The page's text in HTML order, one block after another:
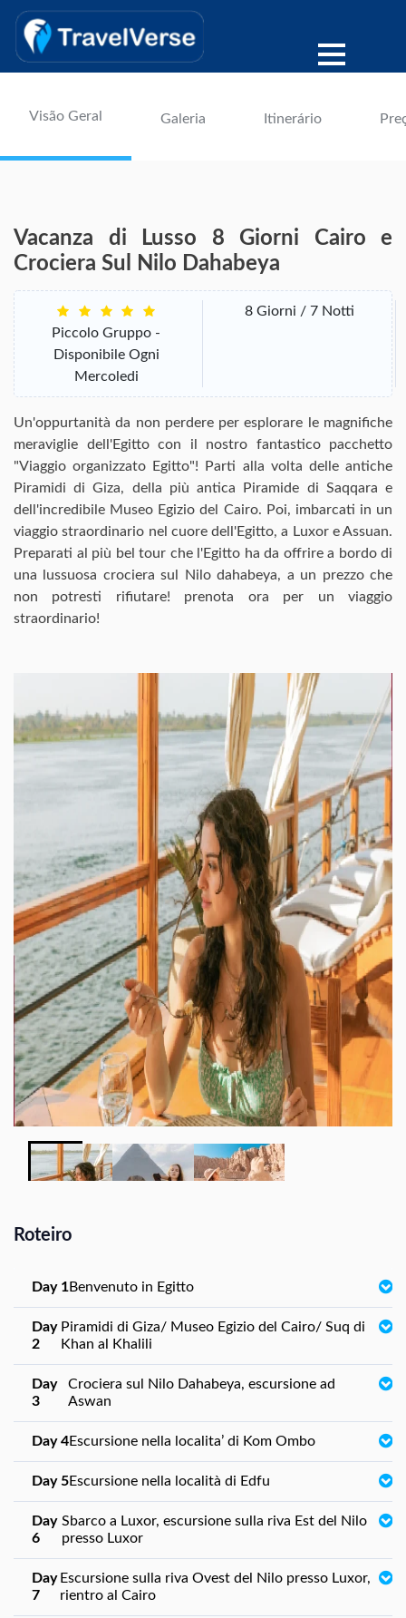
Visão Geral Galeria Itinerário
Vacanza di Lusso 8 Giorni Cairo e
Crociera Sul Nilo Dahabeya
8 Giorni / 7 Notti
Piccolo Gruppo -
Disponibile Ogni
Mercoledi
Un'oppurtanità da non perdere per esplorare le magnifiche
meraviglie dell'Egitto con il nostro fantastico pacchetto
"Viaggio organizzato Egitto"! Parti alla volta delle antiche
Piramidi di Giza, della più antica Piramide di Saqqara e
dell'incredibile Museo Egizio del Cairo. Poi, imbarcati in un
viaggio straordinario nel cuore dell'Egitto, a Luxor e Assuan.
Preparati al più bel tour che l'Egitto ha da offrire a bordo di
una lussuosa crociera sul Nilo dahabeya, a un prezzo che
non potresti rifiutare! prenota ora per un viaggio
straordinario!
Roteiro
Day 1Benvenuto in Egitto
Day
2
Piramidi di Giza/ Museo Egizio del Cairo/ Suq di
Khan al Khalili
Day
3
Crociera sul Nilo Dahabeya, escursione ad
Aswan
Day 4Escursione nella localita’ di Kom Ombo
Day 5Escursione nella località di Edfu
Day
6
Sbarco a Luxor, escursione sulla riva Est del Nilo
presso Luxor
Day
7
Escursione sulla riva Ovest del Nilo presso Luxor,
rientro al Cairo